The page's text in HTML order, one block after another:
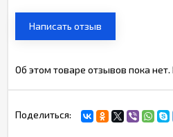
Написать отзыв
Об этом товаре отзывов пока
Поделиться: